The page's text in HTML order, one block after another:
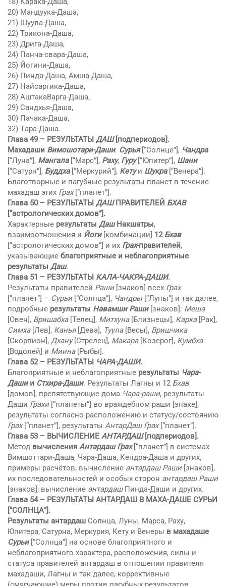
20) Мандуука-Дашa,
21) Шуула-Дашa,
22) Трикона-Дашa,
23) Дрига-Дашa,
24) Панча-свара-Дашa,
25) Йoгини-Дашa,
26) Пинда-Дашa, Амша-Дашa,
27) Найсаргика-Дашa,
28) АштакаВарга-Дашa,
29) Сандхья-Дашa,
30) Пaчака-Дашa,
32) Тaра-Дашa.
Глава 49 – РЕЗУЛЬТАТЫ ДАШ[подпериодов].
Махадаши Вимошотари-Даши: Сурья[“Солнце”], Чандра
[“Луна”], Мангала[“Марс”], Раху, Гуру[“Юпитер”], Шани
[“Сатурн”], Буддха[“Меркурий”], Кетуи Шукра[“Венера”].
Благотворные и пагубные результаты планет в течение
махадаш этих Грах[“планет”].
Глава 50 – РЕЗУЛЬТАТЫ ДАШПРАВИТЕЛЕЙ БХАВ
[“астрологических домов”].
Характерные результаты ДашНакшатры,
взаимоотношения и Йоги[комбинации] 12 Бхав
[“астрологических домов”] и их Грах-правителей,
указывающие благоприятные и неблагоприятные
результаты Даш.
Глава 51 – РЕЗУЛЬТАТЫ КAЛА-ЧАКРА-ДАШИ.
Результаты правителей Раши[знаков] всех Грах
[“планет”] – Сурьи[“Солнца”], Чандры[“Луны”] и так далее,
подробные результаты Навамши Раши[знаков]: Меша
[Овен], Вришабха[Телец], Митхуна[Близнецы], Карка[Рак],
Симха[Лев], Канья[Дева], Туула[Весы], Вришчика
[Скорпион], Дхану[Стрелец], Макара[Козерог], Кумбха
[Водолей] и Миина[Рыбы].
Глава 52 – РЕЗУЛЬТАТЫ ЧАРА-ДАШИ.
Благоприятные и неблагоприятные результаты Чара-
Дашии Стхира-Даши. Результаты Лагны и 12 Бхав
[домов], препятствующие дома Чара-раши, результаты
Даши Грахи[“планеты”] во враждебном раши [знаке],
результаты согласно расположению и статусу/состоянию
Грах[“планет”], результаты АнтарДаш Грах[“планет”].
Глава 53 – ВЫЧИСЛЕНИЕ АНТАРДАШ[подпериодов].
Метод вычисления Антардаш Грах[“планет”] в системах
Вимшоттари-Дашa, Чара-Дашa, Кендра-Дашa и других,
примеры расчётов; вычисление антардаш Раши[знаков],
их последовательностей и особых сторон антардаш Раши
[знаков]; вычисление антардашПинда-Даши и других.
Глава 54 – РЕЗУЛЬТАТЫ АНТАРДАШ В МАХА-ДАШЕ СУРЬИ
[“СОЛНЦА”].
Результаты антардаш Солнца, Луны, Марса, Раху,
Юпитера, Сатурна, Меркурия, Кету и Венеры в махадаше
Сурьи[“Солнца”] на основе благоприятного и
неблагоприятного характера, расположения, силы и
статуса правителей антардаш в отношении правителя
махадаши, Лагны и так далее, коррективные